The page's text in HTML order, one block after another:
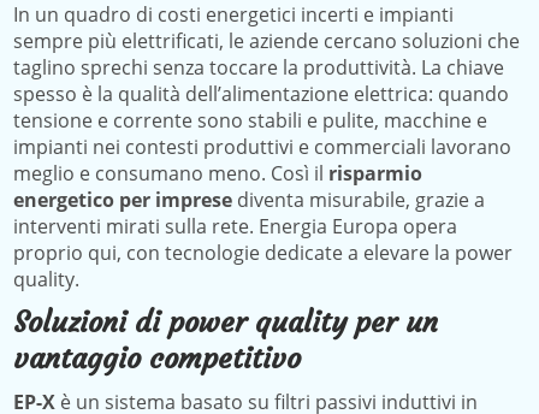
In un quadro di costi energetici incerti e impianti
sempre più elettrificati, le aziende cercano soluzioni che
taglino sprechi senza toccare la produttività. La chiave
spesso è la qualità dell’alimentazione elettrica: quando
tensione e corrente sono stabili e pulite, macchine e
impianti nei contesti produttivi e commerciali lavorano
meglio e consumano meno. Così il risparmio
energetico per imprese diventa misurabile, grazie a
interventi mirati sulla rete. Energia Europa opera
proprio qui, con tecnologie dedicate a elevare la power
quality.
Soluzioni di power quality per un
vantaggio competitivo
EP-X è un sistema basato su filtri passivi induttivi in